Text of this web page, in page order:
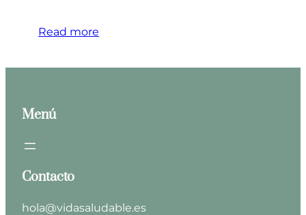
Read more
Menú
Contacto
hola@vidasaludable.es